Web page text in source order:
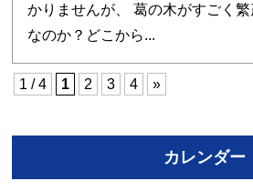
かりませんが、 葛の木がすごく
なのか？どこから...
1 / 4 1 2 3 4 »
カレンダー